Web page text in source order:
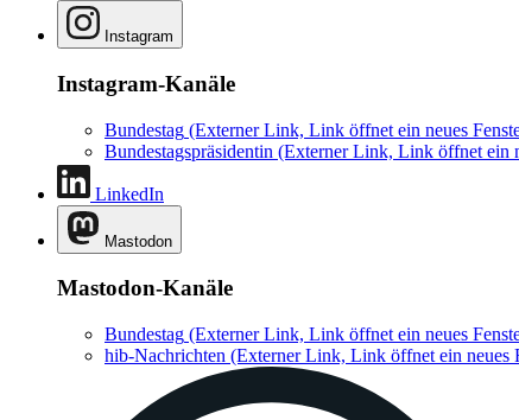
Instagram
Instagram-Kanäle
Bundestag (Externer Link, Link öffnet ein neues
Bundestagspräsidentin (Externer Link, Link öffnet ein
LinkedIn
Mastodon
Mastodon-Kanäle
Bundestag (Externer Link, Link öffnet ein neues
hib-Nachrichten (Externer Link, Link öffnet ein neues